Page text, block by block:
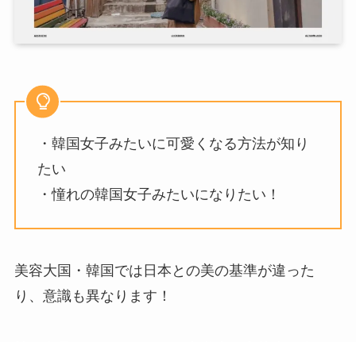
・韓国女子みたいに可愛くなる方法が知り
たい
・憧れの韓国女子みたいになりたい！
美容大国・韓国では日本との美の基準が違った
り、意識も異なります！